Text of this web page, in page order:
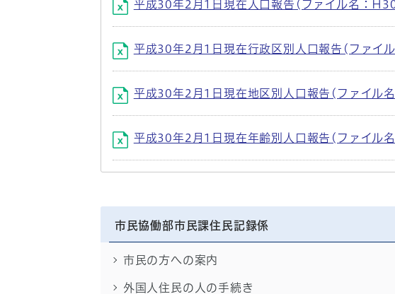
平成30年2月1日現在人口報告(ファイル名：
平成30年2月1日現在行政区別人口報告(ファ
平成30年2月1日現在地区別人口報告(ファイ
平成30年2月1日現在年齢別人口報告(ファイ
市民協働部市民課住民記録係
市民の方への案内
外国人住民の人の手続き